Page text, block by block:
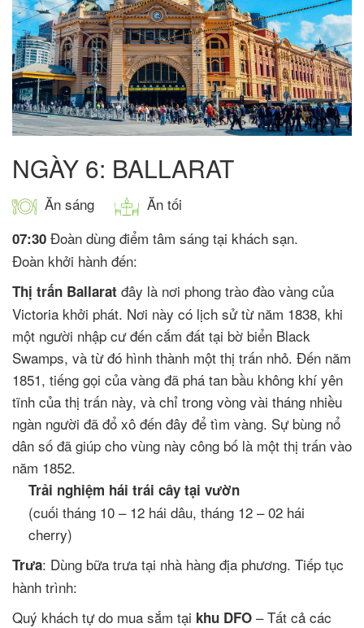
NGÀY 6: BALLARAT
Ăn sáng Ăn tối
07:30 Đoàn dùng điểm tâm sáng tại khách sạn.
Đoàn khởi hành đến:
Thị trấn Ballarat đây là nơi phong trào đào vàng của
Victoria khởi phát. Nơi này có lịch sử từ năm 1838, khi
một người nhập cư đến cắm đất tại bờ biển Black
Swamps, và từ đó hình thành một thị trấn nhỏ. Đến năm
1851, tiếng gọi của vàng đã phá tan bầu không khí yên
tĩnh của thị trấn này, và chỉ trong vòng vài tháng nhiều
ngàn người đã đổ xô đến đây để tìm vàng. Sự bùng nổ
dân số đã giúp cho vùng này công bố là một thị trấn vào
năm 1852.
Trải nghiệm hái trái cây tại vườn
(cuối tháng 10 – 12 hái dâu, tháng 12 – 02 hái
cherry)
Trưa: Dùng bữa trưa tại nhà hàng địa phương. Tiếp tục
hành trình:
Quý khách tự do mua sắm tại khu DFO – Tất cả các